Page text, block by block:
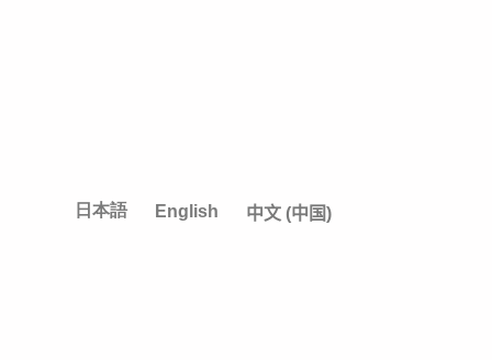
日本語 English 中文 (中国)